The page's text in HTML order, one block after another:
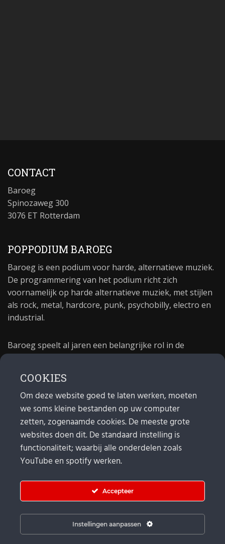
CONTACT
Baroeg
Spinozaweg 300
3076 ET Rotterdam
POPPODIUM BAROEG
Baroeg is een podium voor harde, alternatieve muziek.
De programmering van het podium richt zich
voornamelijk op harde alternatieve muziek, met stijlen
als rock, metal, hardcore, punk, psychobilly, electro en
industrial.
Baroeg speelt al jaren een belangrijke rol in de
poppodium 40 jaar.
MAIL
Algemeen: info@baroeg.nl
Bands & boeking: leon@baroeg.nl
Promotie & publiciteit: francis@baroeg.nl
COOKIES
Om deze website goed te laten werken, moeten
we soms kleine bestanden op uw computer
zetten, zogenaamde cookies. De meeste grote
websites doen dit. De standaard instelling is
functionaliteit; waarbij alle onderdelen zoals
YouTube en spotify werken.
Accepteer
Instellingen aanpassen